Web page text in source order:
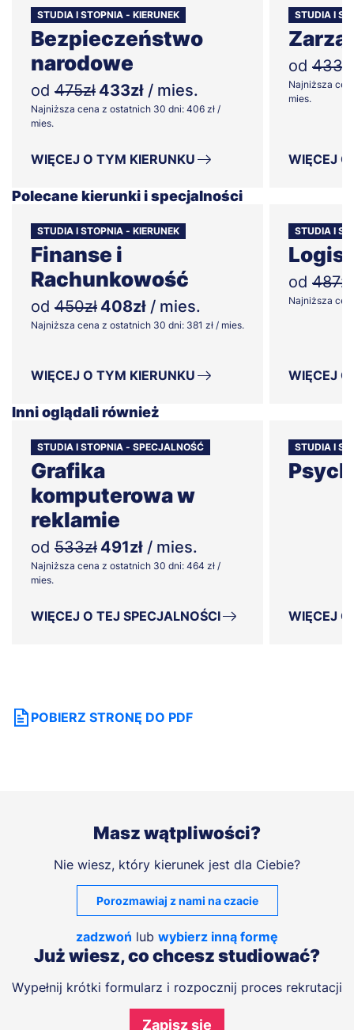
STUDIA I STOPNIA - KIERUNEK
Bezpieczeństwo
narodowe
od 475zł 433zł / mies.
Najniższa cena z ostatnich 30 dni: 406 zł /
mies.
WIĘCEJ O TYM KIERUNKU
STUDIA I
od
Najniższa
mies.
WIĘCEJ
Polecane kierunki i specjalności
STUDIA I STOPNIA - KIERUNEK
Finanse i
Rachunkowość
od 450zł 408zł / mies.
Najniższa cena z ostatnich 30 dni: 381 zł / mies.
WIĘCEJ O TYM KIERUNKU
STUDIA I
od 487zł
Najniższa
WIĘCEJ
Inni oglądali również
STUDIA I STOPNIA - SPECJALNOŚĆ
Grafika
komputerowa w
reklamie
od 533zł 491zł / mies.
Najniższa cena z ostatnich 30 dni: 464 zł /
mies.
WIĘCEJ O TEJ SPECJALNOŚCI
STUDIA I
WIĘCEJ
POBIERZ STRONĘ DO PDF
Masz wątpliwości?
Nie wiesz, który kierunek jest dla Ciebie?
Porozmawiaj z nami na czacie
zadzwoń lub wybierz inną formę
Już wiesz, co chcesz studiować?
Wypełnij krótki formularz i rozpocznij proces rekrutacji
Zapisz się